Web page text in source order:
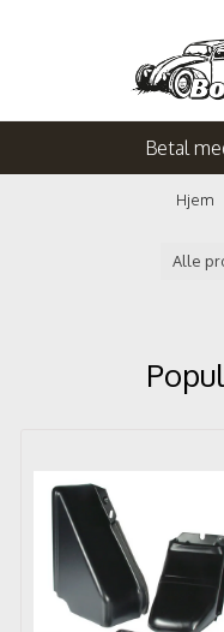
Betal
Hjem